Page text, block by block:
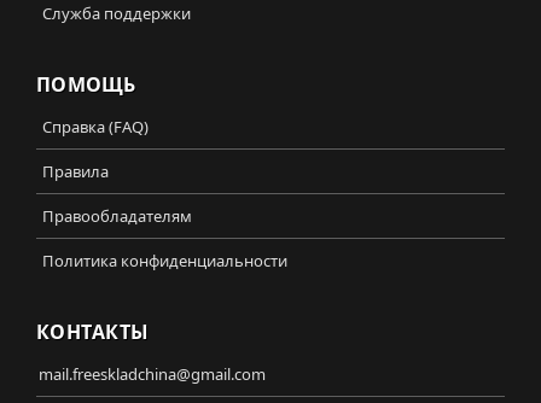
Служба поддержки
ПОМОЩЬ
Справка (FAQ)
Правила
Правообладателям
Политика конфиденциальности
КОНТАКТЫ
mail.freeskladchina@gmail.com